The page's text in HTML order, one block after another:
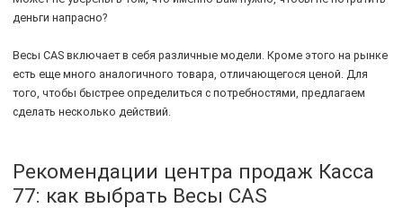
деньги напрасно?
Весы CAS включает в себя различные модели. Кроме этого на рынке
есть еще много аналогичного товара, отличающегося ценой. Для
того, чтобы быстрее определиться с потребностями, предлагаем
сделать несколько действий.
Рекомендации центра продаж Касса
77: как выбрать Весы CAS